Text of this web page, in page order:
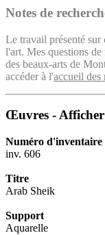
Notes de
Le travail présenté sur
l'art. Mes questions
des beaux-arts de
accéder à l'accueil des
Œuvres -
Numéro d'inventaire
inv. 606
Titre
Arab Sheik
Support
Aquarelle